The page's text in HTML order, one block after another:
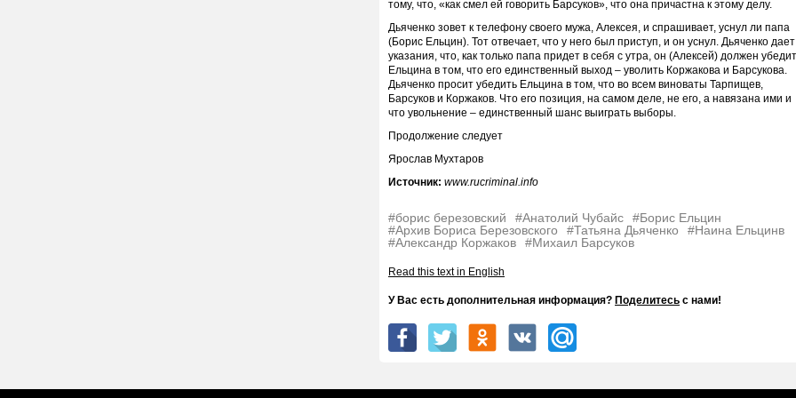
тому, что, «как смел ей говорить Барсуков», что она причастна к этому делу.
Дьяченко зовет к телефону своего мужа, Алексея, и спрашивает, уснул ли папа
(Борис Ельцин). Тот отвечает, что у него был приступ, и он уснул. Дьяченко дает
указания, что, как только папа придет в себя с утра, он (Алексей) должен
Ельцина в том, что его единственный выход – уволить Коржакова и Барсукова.
Дьяченко просит убедить Ельцина в том, что во всем виноваты Тарпищев,
Барсуков и Коржаков. Что его позиция, на самом деле, не его, а навязана ими и
что увольнение – единственный шанс выиграть выборы.
Продолжение следует
Ярослав Мухтаров
Источник: www.rucriminal.info
#борис березовский #Анатолий Чубайс
#Борис Ельцин
#Архив Бориса Березовского
#Татьяна Дьяченко
#Наина Ельцинв
#Александр Коржаков
#Михаил Барсуков
Read this text in English
У Вас есть дополнительная информация? Поделитесь с нами!